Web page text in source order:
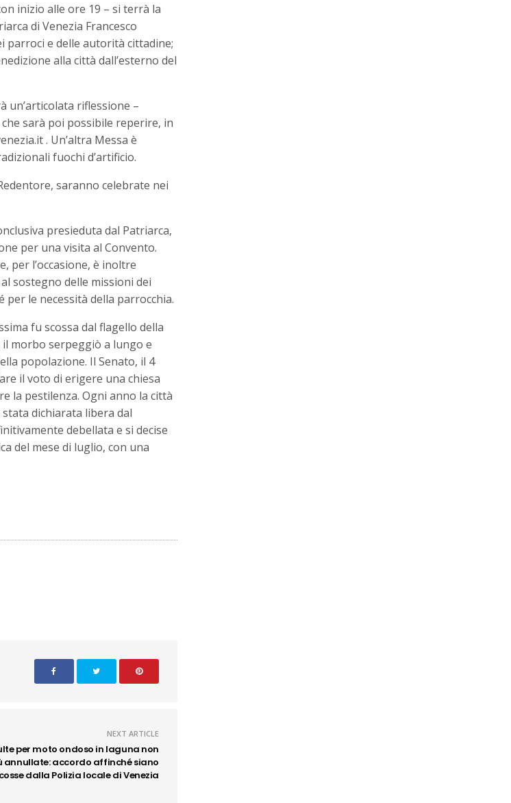
inizio alle ore 19 – si terrà la
di Venezia Francesco
parroci e delle autorità cittadine;
alla città dall’esterno del
un’articolata riflessione –
sarà poi possibile reperire, in
. Un’altra Messa è
fuochi d’artificio.
saranno celebrate nei
presieduta dal Patriarca,
per una visita al Convento.
per l’occasione, è inoltre
sostegno delle missioni dei
per le necessità della parrocchia.
fu scossa dal flagello della
il morbo serpeggiò a lungo e
popolazione. Il Senato, il 4
il voto di erigere una chiesa
la pestilenza. Ogni anno la città
dichiarata libera dal
debellata e si decise
del mese di luglio, con una
NEXT ARTICLE
per moto ondoso in laguna non
annullate: accordo affinché siano
dalla Polizia locale di Venezia